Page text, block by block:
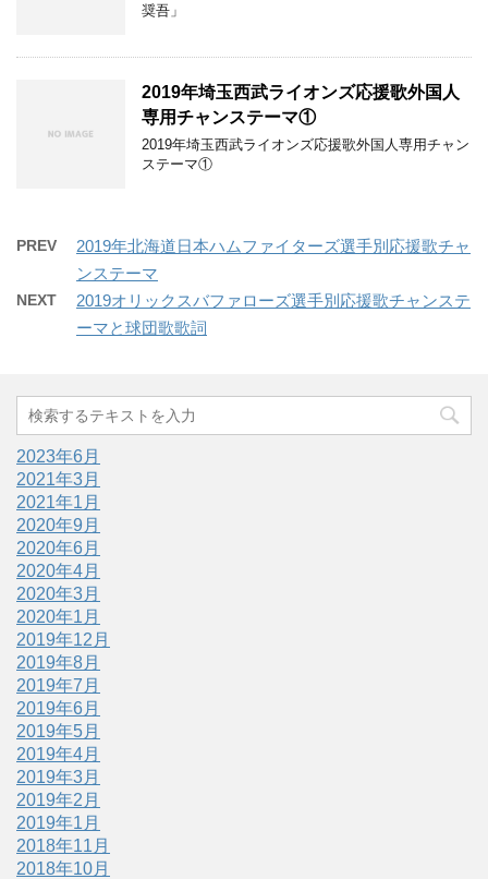
奨吾」
2019年埼玉西武ライオンズ応援歌外国人
専用チャンステーマ①
2019年埼玉西武ライオンズ応援歌外国人専用チャン
ステーマ①
PREV
2019年北海道日本ハムファイターズ選手別応援歌チャ
ンステーマ
NEXT
2019オリックスバファローズ選手別応援歌チャンステ
ーマと球団歌歌詞
2023年6月
2021年3月
2021年1月
2020年9月
2020年6月
2020年4月
2020年3月
2020年1月
2019年12月
2019年8月
2019年7月
2019年6月
2019年5月
2019年4月
2019年3月
2019年2月
2019年1月
2018年11月
2018年10月